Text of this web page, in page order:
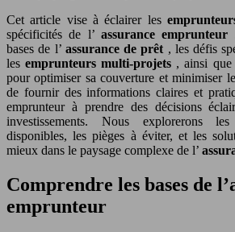
Cet article vise à éclairer les
spécificités de l’ assurance emprunteur
bases de l’ assurance de prêt , les défis
lesemprunteurs multi-projets , ainsi que
pour optimiser sa couverture et minimiser
de fournir des informations claires et
emprunteur à prendre des décisions
investissements. Nous explorerons
disponibles, les pièges à éviter, et les
mieux dans le paysage complexe de l’
Comprendre les bases de
emprunteur